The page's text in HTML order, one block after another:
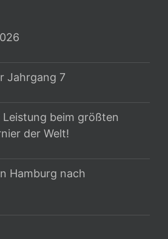
Jahrgang 7
beim größten
der Welt!
Hamburg nach